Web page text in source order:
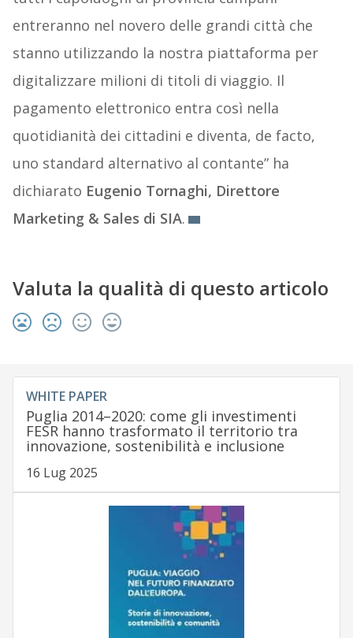
entreranno nel novero delle grandi città che
stanno utilizzando la nostra piattaforma per
digitalizzare milioni di titoli di viaggio. Il
pagamento elettronico entra così nella
quotidianità dei cittadini e diventa, de facto,
uno standard alternativo al contante” ha
dichiarato Eugenio Tornaghi, Direttore
Marketing & Sales di SIA.
Valuta la qualità di questo articolo
WHITE PAPER
Puglia 2014–2020: come gli investimenti
FESR hanno trasformato il territorio tra
innovazione, sostenibilità e inclusione
16 Lug 2025